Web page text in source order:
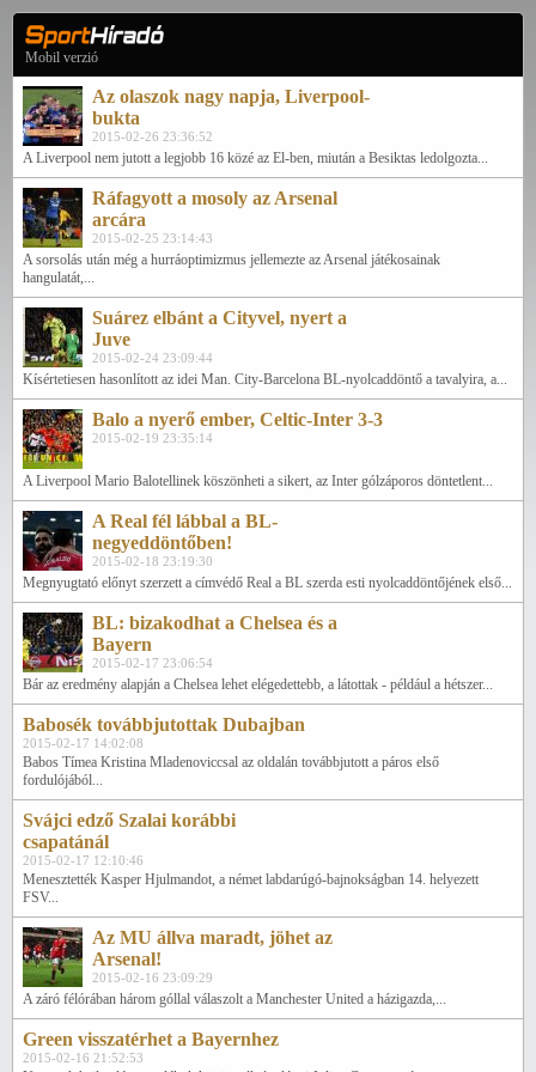
Mobil verzió
Az olaszok nagy napja, Liverpool-
bukta
2015-02-26 23:36:52
A Liverpool nem jutott a legjobb 16 közé az El-ben, miután a Besiktas ledolgozta...
Ráfagyott a mosoly az Arsenal
arcára
2015-02-25 23:14:43
A sorsolás után még a hurráoptimizmus jellemezte az Arsenal játékosainak
hangulatát,...
Suárez elbánt a Cityvel, nyert a
Juve
2015-02-24 23:09:44
Kísértetiesen hasonlított az idei Man. City-Barcelona BL-nyolcaddöntő a tavalyira, a...
Balo a nyerő ember, Celtic-Inter 3-3
2015-02-19 23:35:14
A Liverpool Mario Balotellinek köszönheti a sikert, az Inter gólzáporos döntetlent...
A Real fél lábbal a BL-
negyeddöntőben!
2015-02-18 23:19:30
Megnyugtató előnyt szerzett a címvédő Real a BL szerda esti nyolcaddöntőjének első...
BL: bizakodhat a Chelsea és a
Bayern
2015-02-17 23:06:54
Bár az eredmény alapján a Chelsea lehet elégedettebb, a látottak - például a hétszer...
Babosék továbbjutottak Dubajban
2015-02-17 14:02:08
Babos Tímea Kristina Mladenoviccsal az oldalán továbbjutott a páros első
fordulójából...
Svájci edző Szalai korábbi
csapatánál
2015-02-17 12:10:46
Menesztették Kasper Hjulmandot, a német labdarúgó-bajnokságban 14. helyezett
FSV...
Az MU állva maradt, jöhet az
Arsenal!
2015-02-16 23:09:29
A záró félórában három góllal válaszolt a Manchester United a házigazda,...
Green visszatérhet a Bayernhez
2015-02-16 21:52:53